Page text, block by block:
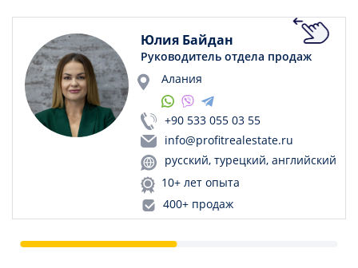
Юлия Байдан
Руководитель отдела продаж
Алания
+90 533 055 03 55
info@profitrealestate.ru
русский, турецкий, английский
10+ лет опыта
400+ продаж